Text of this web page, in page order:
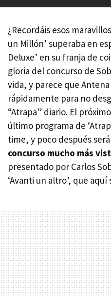
¿Recordáis esos
un Millón’ superaba en
Deluxe’ en su franja de
gloria del concurso de
vida, y parece que
rápidamente para no
“Atrapa” diario. El
último programa de
time, y poco después
concurso mucho más
presentado por Carlos
‘Avanti un altro’, que aquí